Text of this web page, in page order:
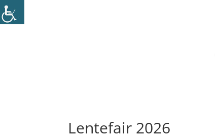
Lentefair 2026